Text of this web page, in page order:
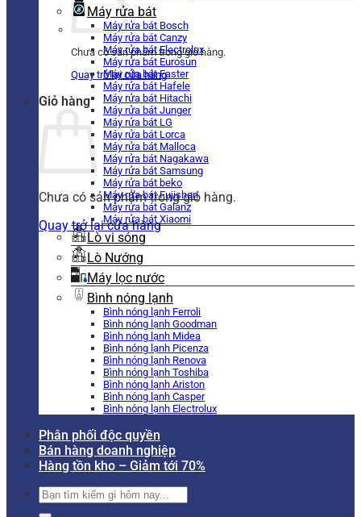
Chưa có sản phẩm trong giỏ hàng.
Quay trở lại cửa hàng
Giỏ hàng
Chưa có sản phẩm trong giỏ hàng.
Quay trở lại cửa hàng
Máy rửa bát
Máy rửa bát Bosch
Máy rửa bát Canzy
Máy rửa bát Electrolux
Máy rửa bát Eurosun
Máy rửa bát Faster
Máy rửa bát Hafele
Máy rửa bát Hitachi
Máy rửa bát Junger
Máy rửa bát LG
Máy rửa bát Lorca
Máy rửa bát Malloca
Máy rửa bát Nagakawa
Máy rửa bát Samsung
Máy rửa bát beko
Máy rửa bát Fujishan
Máy rửa bát Galanz
Máy rửa bát Xiaomi
Lò vi sóng
Lò Nướng
Máy lọc nước
Bình nóng lạnh
Bình nóng lạnh Ferroli
Bình nóng lạnh Goodman
Bình nóng lạnh Midea
Bình nóng lạnh Picenza
Bình nóng lạnh Renova
Bình nóng lạnh Toshiba
Bình nóng lạnh Ariston
Bình nóng lạnh Casper
Bình nóng lạnh Electrolux
Phân phối độc quyền
Bán hàng doanh nghiệp
Hàng tồn kho – Giảm tới 70%
Tìm
kiếm: